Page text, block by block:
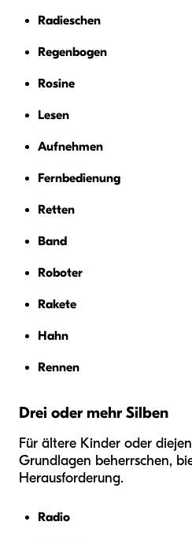
Radieschen
Regenbogen
Rosine
Lesen
Aufnehmen
Fernbedienung
Retten
Band
Roboter
Rakete
Hahn
Rennen
Drei oder mehr Silben
Für ältere Kinder oder
Grundlagen beherrschen,
Herausforderung.
Radio